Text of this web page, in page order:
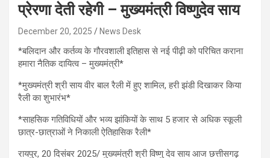
प्रेरणा देती रहेगी – मुख्यमंत्री विष्णुदेव साय
December 20, 2025 News Desk
*बलिदान और कर्तव्य के गौरवशाली इतिहास से नई पीढ़ी को परिचित कराना
हमारा नैतिक दायित्व – मुख्यमंत्री*
*मुख्यमंत्री श्री साय वीर बाल रैली में हुए शामिल, हरी झंडी दिखाकर किया
रैली का शुभारंभ*
*साहसिक गतिविधियों और भव्य झांकियों के साथ 5 हजार से अधिक स्कूली
छात्र-छात्राओं ने निकाली ऐतिहासिक रैली*
रायपुर, 20 दिसंबर 2025/ मुख्यमंत्री श्री विष्णु देव साय आज छत्तीसगढ़